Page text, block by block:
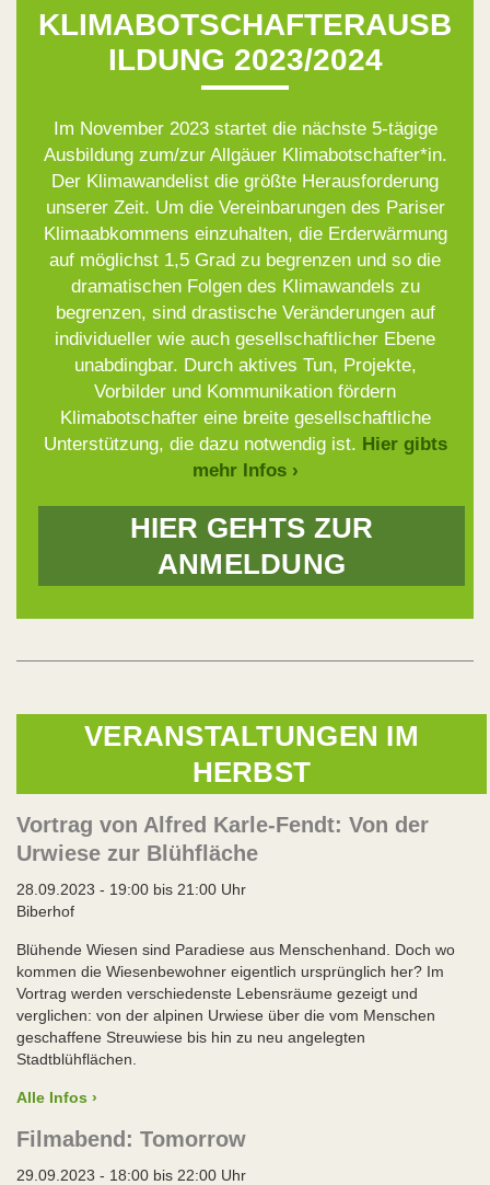
KLIMABOTSCHAFTERAUSB
ILDUNG 2023/2024
Im November 2023 startet die nächste 5-tägige
Ausbildung zum/zur Allgäuer Klimabotschafter*in.
Der Klimawandelist die größte Herausforderung
unserer Zeit. Um die Vereinbarungen des Pariser
Klimaabkommens einzuhalten, die Erderwärmung
auf möglichst 1,5 Grad zu begrenzen und so die
dramatischen Folgen des Klimawandels zu
begrenzen, sind drastische Veränderungen auf
individueller wie auch gesellschaftlicher Ebene
unabdingbar. Durch aktives Tun, Projekte,
Vorbilder und Kommunikation fördern
Klimabotschafter eine breite gesellschaftliche
Unterstützung, die dazu notwendig ist. Hier gibts
mehr Infos ›
HIER GEHTS ZUR
ANMELDUNG
VERANSTALTUNGEN IM
HERBST
Vortrag von Alfred Karle-Fendt: Von der
Urwiese zur Blühfläche
28.09.2023 - 19:00 bis 21:00 Uhr
Biberhof
Blühende Wiesen sind Paradiese aus Menschenhand. Doch wo
kommen die Wiesenbewohner eigentlich ursprünglich her? Im
Vortrag werden verschiedenste Lebensräume gezeigt und
verglichen: von der alpinen Urwiese über die vom Menschen
geschaffene Streuwiese bis hin zu neu angelegten
Stadtblühflächen.
Alle Infos ›
Filmabend: Tomorrow
29.09.2023 - 18:00 bis 22:00 Uhr